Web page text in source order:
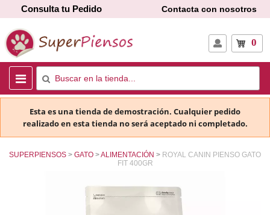
Consulta tu Pedido Contacta con nosotros
0
Esta es una tienda de demostración. Cualquier pedido
realizado en esta tienda no será aceptado ni completado.
SUPERPIENSOS GATO ALIMENTACIÓN
ROYAL CANIN PIENSO GATO
FIT 400GR